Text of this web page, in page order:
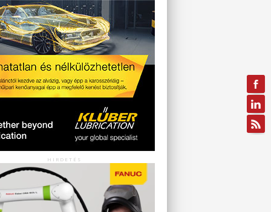
HIRDETÉS